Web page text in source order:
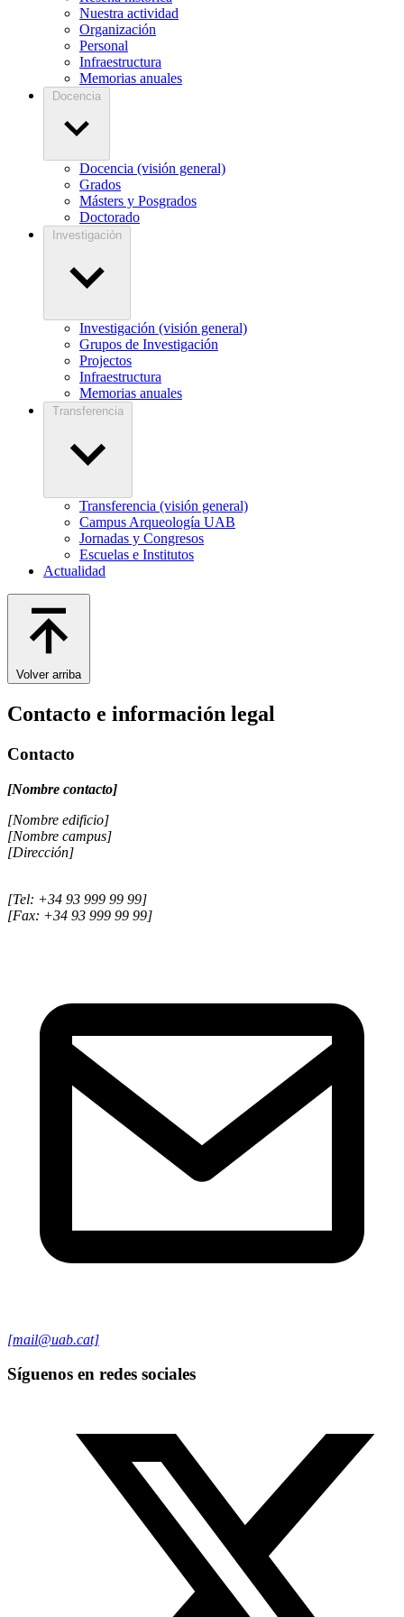
Nuestra actividad
Organización
Personal
Infraestructura
Memorias anuales
Docencia
Docencia (visión general)
Grados
Másters y Posgrados
Doctorado
Investigación
Investigación (visión general)
Grupos de Investigación
Projectos
Infraestructura
Memorias anuales
Transferencia
Transferencia (visión general)
Campus Arqueología UAB
Jornadas y Congresos
Escuelas e Institutos
Actualidad
Volver arriba
Contacto e información legal
Contacto
[Nombre contacto]
[Nombre edificio]
[Nombre campus]
[Dirección]
[Tel: +34 93 999 99 99]
[Fax: +34 93 999 99 99]
[mail@uab.cat]
Síguenos en redes sociales